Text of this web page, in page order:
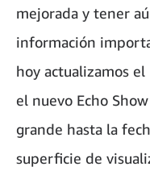
mejorada y tener
información
hoy actualizamos
el nuevo Echo
grande hasta la
superficie de